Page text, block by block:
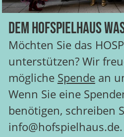
Dem Hofspielhaus
Möchten Sie das
unterstützen? Wir
mögliche Spendean
Wenn Sie eine
benötigen, schreiben